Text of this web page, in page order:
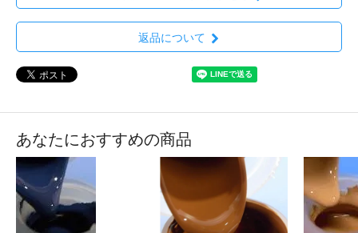
返品について
あなたにおすすめの商品